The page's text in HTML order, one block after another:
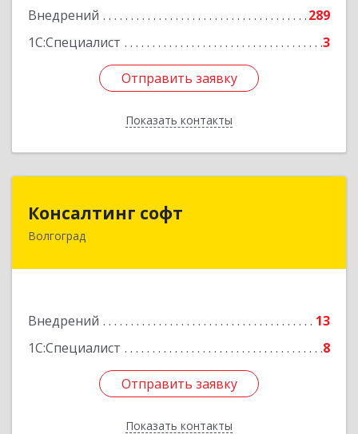
Внедрений
289
1С:Специалист
3
Отправить заявку
Показать контакты
Отправить заявку
Назад
Консалтинг софт
Волгоград
Внедрений
13
1С:Специалист
8
Отправить заявку
Показать контакты
400078, Волгоградская обл, Волгоград г, им
Отправить заявку
Назад